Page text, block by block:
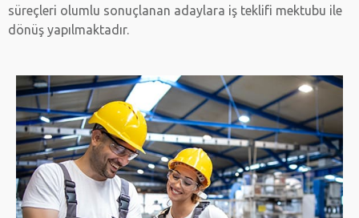
süreçleri olumlu sonuçlanan adaylara iş teklifi mektubu ile
dönüş yapılmaktadır.